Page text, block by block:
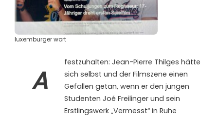
luxemburger wort
A
festzuhalten: Jean-Pierre Thilges hätte
sich selbst und der Filmszene einen
Gefallen getan, wenn er den jungen
Studenten Joé Freilinger und sein
Erstlingswerk „Vermësst“ in Ruhe